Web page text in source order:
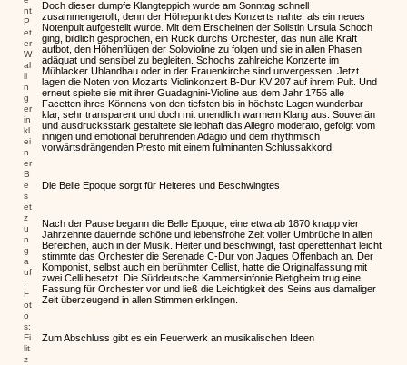
nt
P
et
er
W
al
li
n
g
er
in
kl
ei
n
er
B
e
s
et
z
u
n
g
a
uf
F
ot
o
s:
Fi
lit
z
Doch dieser dumpfe Klangteppich wurde am Sonntag schnell
zusammengerollt, denn der Höhepunkt des Konzerts nahte, als ein neues
Notenpult aufgestellt wurde. Mit dem Erscheinen der Solistin Ursula Schoch
ging, bildlich gesprochen, ein Ruck durchs Orchester, das nun alle Kraft
aufbot, den Höhenflügen der Solovioline zu folgen und sie in allen Phasen
adäquat und sensibel zu begleiten. Schochs zahlreiche Konzerte im
Mühlacker Uhlandbau oder in der Frauenkirche sind unvergessen. Jetzt
lagen die Noten von Mozarts Violinkonzert B-Dur KV 207 auf ihrem Pult. Und
erneut spielte sie mit ihrer Guadagnini-Violine aus dem Jahr 1755 alle
Facetten ihres Könnens von den tiefsten bis in höchste Lagen wunderbar
klar, sehr transparent und doch mit unendlich warmem Klang aus. Souverän
und ausdrucksstark gestaltete sie lebhaft das Allegro moderato, gefolgt vom
innigen und emotional berührenden Adagio und dem rhythmisch
vorwärtsdrängenden Presto mit einem fulminanten Schlussakkord.
Die Belle Epoque sorgt für Heiteres und Beschwingtes
Nach der Pause begann die Belle Epoque, eine etwa ab 1870 knapp vier
Jahrzehnte dauernde schöne und lebensfrohe Zeit voller Umbrüche in allen
Bereichen, auch in der Musik. Heiter und beschwingt, fast operettenhaft leicht
stimmte das Orchester die Serenade C-Dur von Jaques Offenbach an. Der
Komponist, selbst auch ein berühmter Cellist, hatte die Originalfassung mit
zwei Celli besetzt. Die Süddeutsche Kammersinfonie Bietigheim trug eine
Fassung für Orchester vor und ließ die Leichtigkeit des Seins aus damaliger
Zeit überzeugend in allen Stimmen erklingen.
Zum Abschluss gibt es ein Feuerwerk an musikalischen Ideen